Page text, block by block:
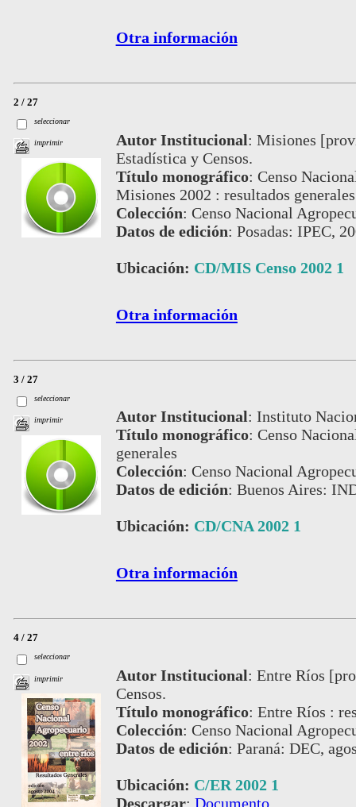
Otra información
2 / 27
seleccionar
imprimir Autor Institucional: Misiones
Estadística y Censos.
Título monográfico: Censo
Misiones 2002 : resultados generales
Colección: Censo Nacional
Datos de edición: Posadas: IPEC,
Ubicación: CD/MIS Censo 2002 1
Otra información
3 / 27
seleccionar
imprimir Autor Institucional: Instituto
Título monográfico: Censo
generales
Colección: Censo Nacional
Datos de edición: Buenos Aires:
Ubicación: CD/CNA 2002 1
Otra información
4 / 27
seleccionar
imprimir Autor Institucional: Entre Ríos
Censos.
Título monográfico: Entre Ríos :
Colección: Censo Nacional
Datos de edición: Paraná: DEC,
Ubicación: C/ER 2002 1
Descargar: Documento